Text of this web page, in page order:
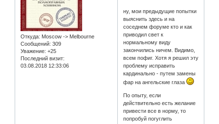
Откуда: Moscow -> Melbourne
Сообщений: 309
Уважение: +25
Последний визит:
03.08.2018 12:33:06
ну, мои предыдущие попытки
выяснить здесь и на
соседнем форуме кто и как
приводил свет к
нормальному виду
закончились ничем. Видимо,
всем пофиг. Хотя я решил эту
проблему исправить
кардинально - путем замены
фар на ангельские глаза
По опыту, если
действительно есть желание
привести все в норму, то
попробуй погуглить